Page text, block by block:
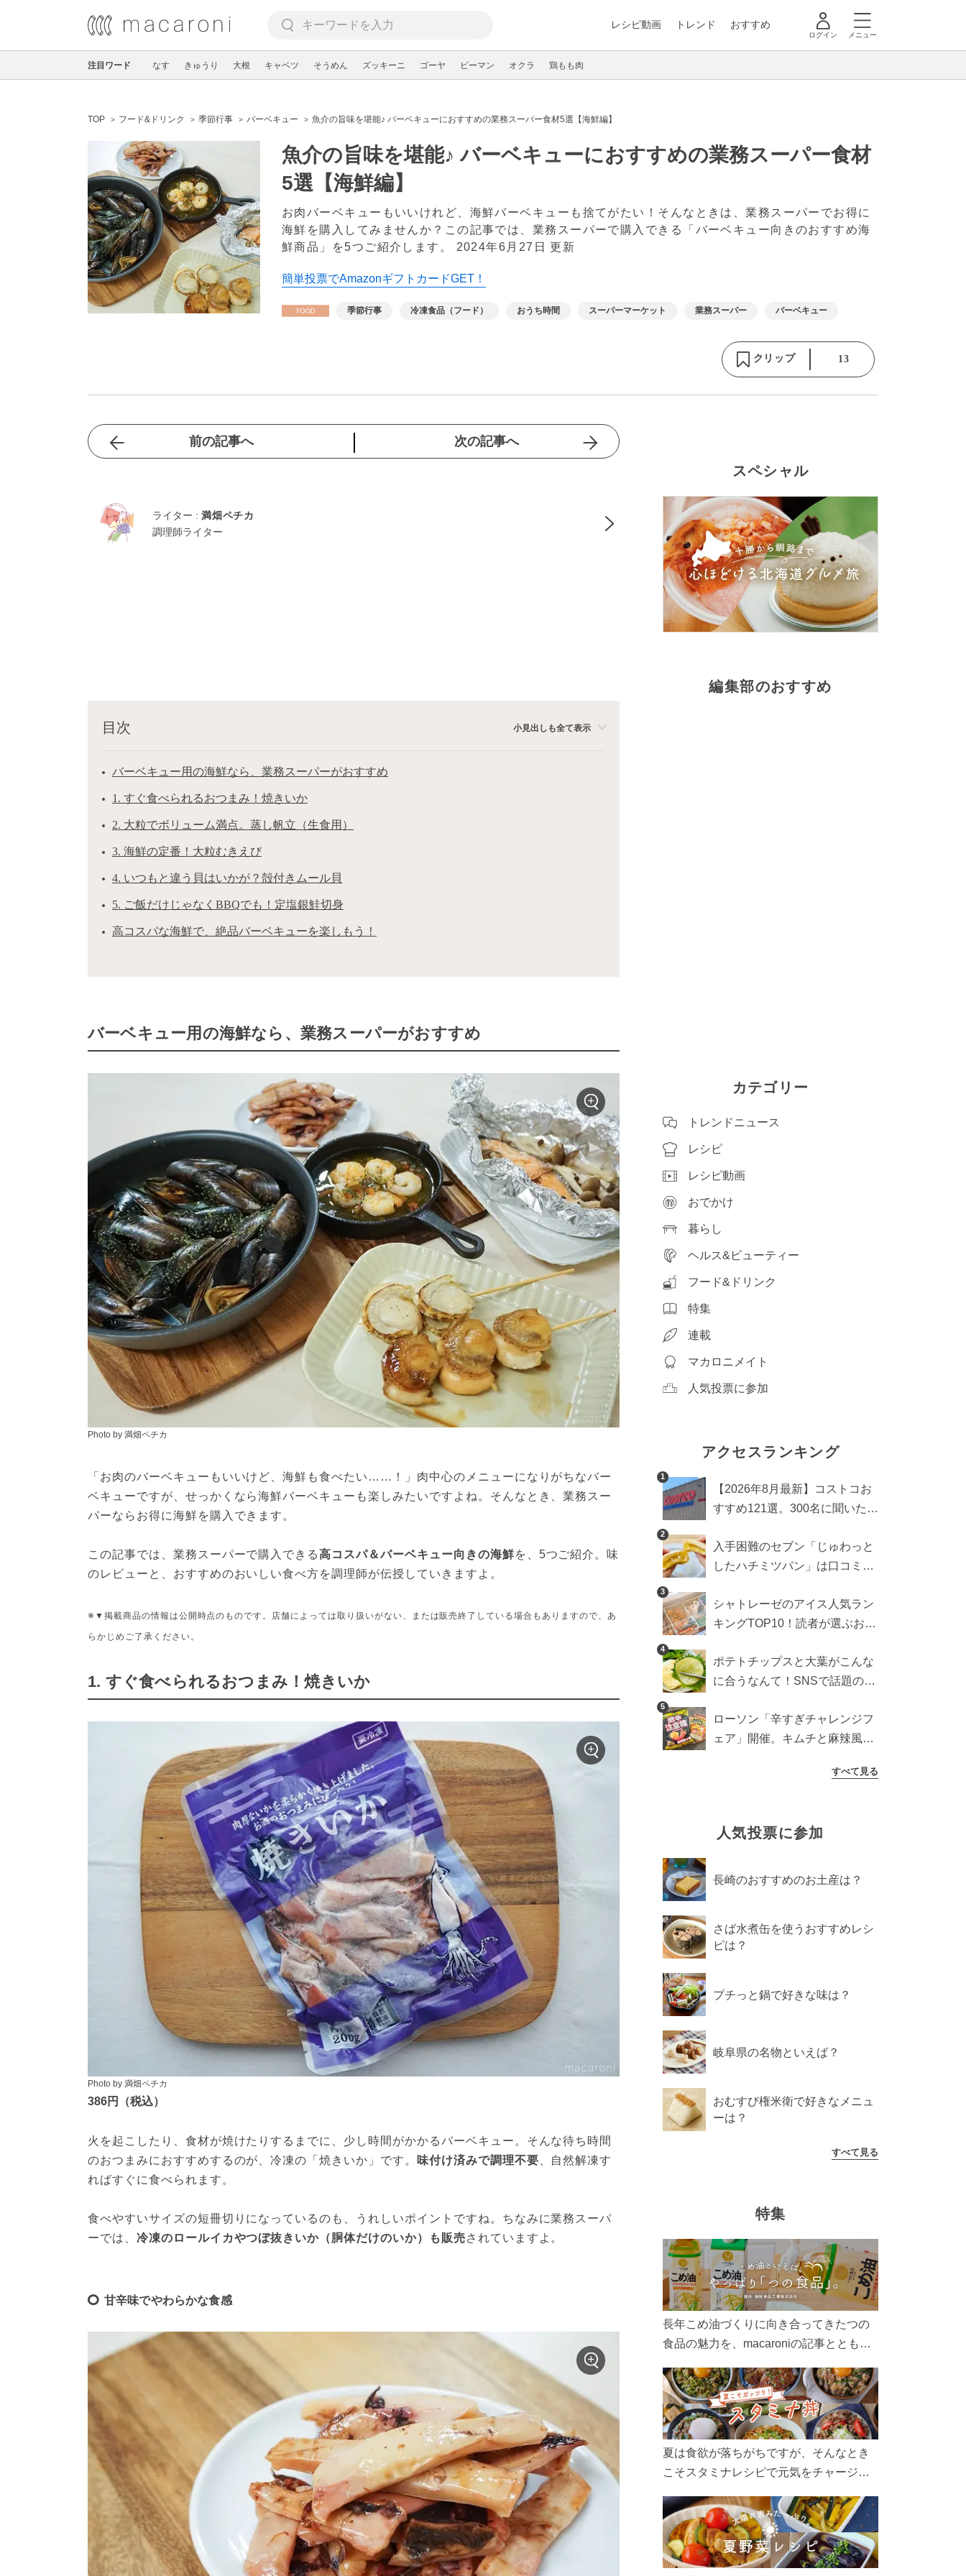
レシピ動画 トレンド おすすめ
ログイン メニュー
注目ワード なす きゅうり 大根 キャベツ そうめん ズッキーニ ゴーヤ ピーマン オクラ 鶏もも肉
TOP フード&ドリンク 季節行事 バーベキュー 魚介の旨味を堪能♪ バーベキューにおすすめの業務スーパー食材5選【海鮮編】
魚介の旨味を堪能♪ バーベキューにおすすめの業務スーパー食材
5選【海鮮編】
お肉バーベキューもいいけれど、海鮮バーベキューも捨てがたい！そんなときは、業務スーパーでお得に
海鮮を購入してみませんか？この記事では、業務スーパーで購入できる「バーベキュー向きのおすすめ海
鮮商品」を5つご紹介します。 2024年6月27日 更新
簡単投票でAmazonギフトカードGET！
季節行事 冷凍食品（フード） おうち時間 スーパーマーケット 業務スーパー バーベキュー
クリップ 13
前の記事へ 次の記事へ
ライター : 満畑ペチカ
調理師ライター
目次 小見出しも全て表示
バーベキュー用の海鮮なら、業務スーパーがおすすめ
1. すぐ食べられるおつまみ！焼きいか
2. 大粒でボリューム満点。蒸し帆立（生食用）
3. 海鮮の定番！大粒むきえび
4. いつもと違う貝はいかが？殻付きムール貝
5. ご飯だけじゃなくBBQでも！定塩銀鮭切身
高コスパな海鮮で、絶品バーベキューを楽しもう！
バーベキュー用の海鮮なら、業務スーパーがおすすめ
Photo by 満畑ペチカ
「お肉のバーベキューもいいけど、海鮮も食べたい……！」肉中心のメニューになりがちなバー
ベキューですが、せっかくなら海鮮バーベキューも楽しみたいですよね。そんなとき、業務スー
パーならお得に海鮮を購入できます。
この記事では、業務スーパーで購入できる高コスパ＆バーベキュー向きの海鮮を、5つご紹介。味
のレビューと、おすすめのおいしい食べ方を調理師が伝授していきますよ。
※▼掲載商品の情報は公開時点のものです。店舗によっては取り扱いがない、または販売終了している場合もありますので、あ
らかじめご了承ください。
1. すぐ食べられるおつまみ！焼きいか
Photo by 満畑ペチカ
386円（税込）
火を起こしたり、食材が焼けたりするまでに、少し時間がかかるバーベキュー。そんな待ち時間
のおつまみにおすすめするのが、冷凍の「焼きいか」です。
味付け済みで調理不要 、自然解凍す
ればすぐに食べられます。
食べやすいサイズの短冊切りになっているのも、うれしいポイントですね。ちなみに業務スーパ
ーでは、 冷凍のロールイカやつぼ抜きいか（胴体だけのいか）も販売されていますよ。
甘辛味でやわらかな食感
スペシャル
編集部のおすすめ
カテゴリー
トレンドニュース
レシピ
レシピ動画
おでかけ
暮らし
ヘルス&ビューティー
フード&ドリンク
特集
連載
マカロニメイト
人気投票に参加
アクセスランキング
1
【2026年8月最新】コストコお
すすめ121選。300名に聞いた買
め商品も
2
入手困難のセブン「じゅわっと
したハチミツパン」は口コミ通
検証
3
シャトレーゼのアイス人気ラン
キングTOP10！読者が選ぶおす
4
ポテトチップスと大葉がこんな
に合うなんて！SNSで話題の食
5
ローソン「辛すぎチャレンジフ
ェア」開催。キムチと麻辣風の
すべて見る
人気投票に参加
長崎のおすすめのお土産は？
さば水煮缶を使うおすすめレシ
ピは？
プチっと鍋で好きな味は？
岐阜県の名物といえば？
おむすび権米衛で好きなメニュ
ーは？
すべて見る
特集
長年こめ油づくりに向き合ってきたつの
食品の魅力を、macaroniの記事とともに
ん、製造現場や品質へのこだわりまで。
こめ油をもっと好きになるコンテンツを
ぜひお楽しみください。
夏は食欲が落ちがちですが、そんなとき
こそスタミナレシピで元気をチャージ！
リ食べて、夏バテを吹き飛ばしましょ
う！